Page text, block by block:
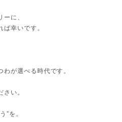
に、
幸いです。
が選べる時代です。
い。
”を。